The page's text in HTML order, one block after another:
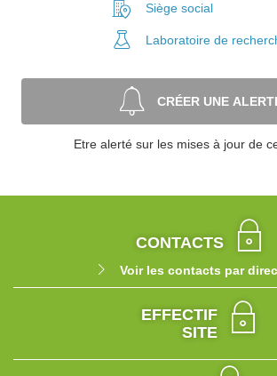
Siège social
Laboratoire de
CRÉER UNE
Etre alerté sur les mises à jour de
CONTACTS
Voir les contacts par
EFFECTIF
SITE